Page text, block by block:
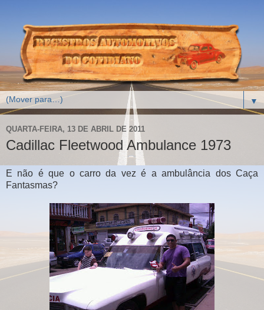
▼
QUARTA-FEIRA, 13 DE ABRIL DE 2011
Cadillac Fleetwood Ambulance 1973
E não é que o carro da vez é a ambulância dos Caça
Fantasmas?